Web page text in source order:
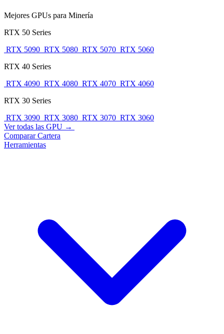
Mejores GPUs para Minería
RTX 50 Series
RTX 5090 RTX 5080 RTX 5070 RTX 5060
RTX 40 Series
RTX 4090 RTX 4080 RTX 4070 RTX 4060
RTX 30 Series
RTX 3090 RTX 3080 RTX 3070 RTX 3060
Ver todas las GPU →
CompararCartera
Herramientas